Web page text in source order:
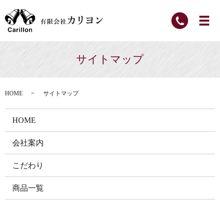
サイトマップ
HOME サイトマップ
HOME
会社案内
こだわり
商品一覧